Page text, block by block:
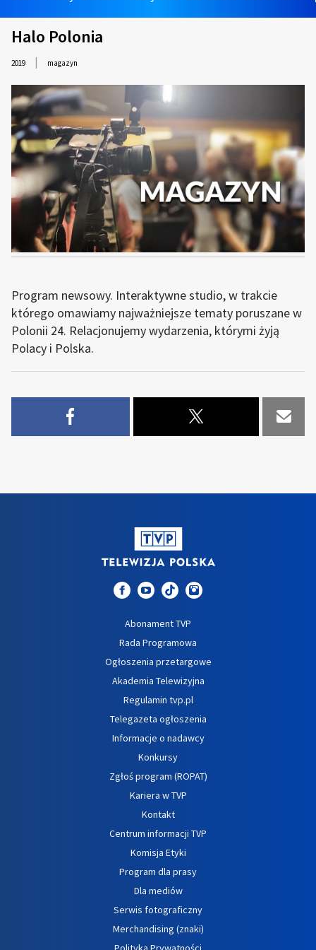
Halo Polonia
2019 | magazyn
Program newsowy. Interaktywne studio, w trakcie
którego omawiamy najważniejsze tematy poruszane w
Polonii 24. Relacjonujemy wydarzenia, którymi żyją
Polacy i Polska.
Abonament TVP
Rada Programowa
Ogłoszenia przetargowe
Akademia Telewizyjna
Regulamin tvp.pl
Telegazeta ogłoszenia
Informacje o nadawcy
Konkursy
Zgłoś program (ROPAT)
Kariera w TVP
Kontakt
Centrum informacji TVP
Komisja Etyki
Program dla prasy
Dla mediów
Serwis fotograficzny
Merchandising (znaki)